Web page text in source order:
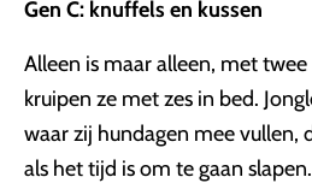
Gen C: knuffels en kussen
Alleen is maar alleen, met
kruipen ze met zes in bed.
waar zij hundagen mee vullen,
als het tijd is om te gaan